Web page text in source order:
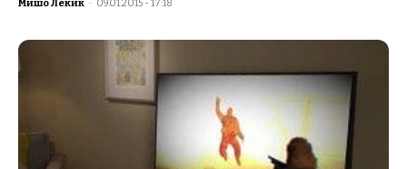
Мишо Лекиќ - 09.01.2015 - 17:18